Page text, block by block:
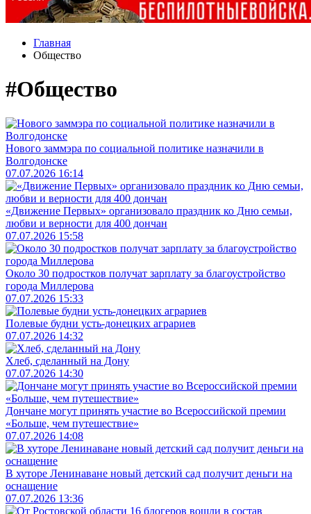
Главная
Общество
#Общество
Нового заммэра по социальной политике назначили в
Волгодонске
07.07.2026 16:14
«Движение Первых» организовало праздник ко Дню семьи,
любви и верности для 400 дончан
07.07.2026 15:58
Около 30 подростков получат зарплату за благоустройство
города Миллерова
07.07.2026 15:33
Полевые будни усть-донецких аграриев
07.07.2026 14:32
Хлеб, сделанный на Дону
07.07.2026 14:30
Дончане могут принять участие во Всероссийской премии
«Больше, чем путешествие»
07.07.2026 14:08
В хуторе Ленинаване новый детский сад получит деньги на
оснащение
07.07.2026 13:36